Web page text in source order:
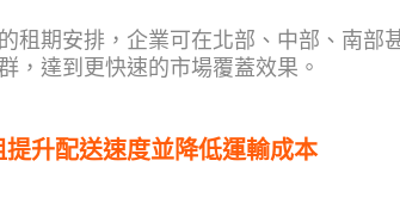
租期安排，企業可在北部、中部、南部
，達到更快速的市場覆蓋效果。
提升配送速度並降低運輸成本